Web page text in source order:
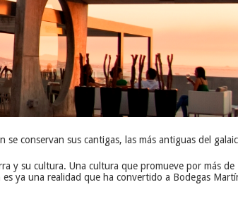
conservan sus cantigas, las más antiguas del
y su cultura. Una cultura que promueve por más de
ya una realidad que ha convertido a Bodegas